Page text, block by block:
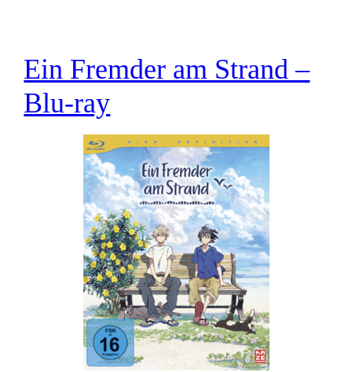
Ein Fremder am Strand –
Blu-ray